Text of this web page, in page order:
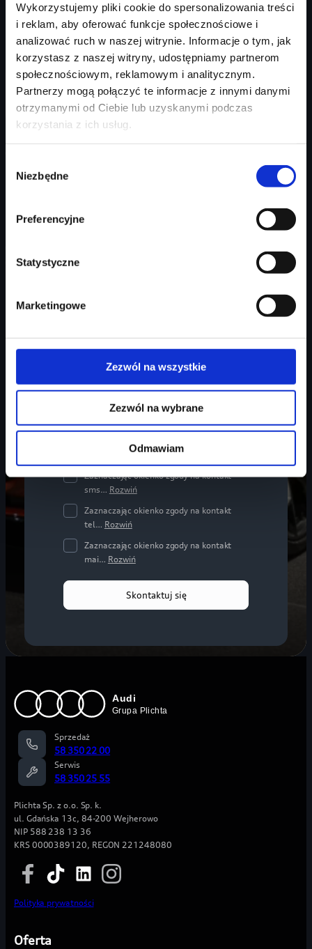
Wykorzystujemy pliki cookie do spersonalizowania treści
i reklam, aby oferować funkcje społecznościowe i
analizować ruch w naszej witrynie. Informacje o tym, jak
korzystasz z naszej witryny, udostępniamy partnerom
społecznościowym, reklamowym i analitycznym.
Partnerzy mogą połączyć te informacje z innymi danymi
otrzymanymi od Ciebie lub uzyskanymi podczas
korzystania z ich usług.
zgody
Niezbędne
Preferencyjne
Statystyczne
Marketingowe
Zezwól na wszystkie
Zezwól na wybrane
Odmawiam
ekstremalnie mocnym silnikom i wyjątkowym
akcentom wnętrza każde Audi RS dostarcza
niezapomnianych wrażeń.
Skontaktuj się
Zapraszamy na ekscytujące jazdy
Imię i nazwisko
Adres email
Wymagana zgoda*
Zapoznałem się zPolityką prywatności
Zgody opcjonalne
Wyrażenie n/w zgód jest dobrowolne. Brak…
Zaznaczając okienko zgody na kontakt
sms… Rozwiń
Zaznaczając okienko zgody na kontakt
tel… Rozwiń
Zaznaczając okienko zgody na kontakt
mai… Rozwiń
Skontaktuj się
Sprzedaż
58 350 22 00
Serwis
58 350 25 55
Plichta Sp. z o.o. Sp. k.
ul. Gdańska 13c, 84-200 Wejherowo
NIP 588 238 13 36
KRS 0000389120, REGON 221248080
Polityka prywatności
Oferta